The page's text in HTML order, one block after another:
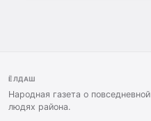
ЁЛДАШ
Народная газета о
людях района.